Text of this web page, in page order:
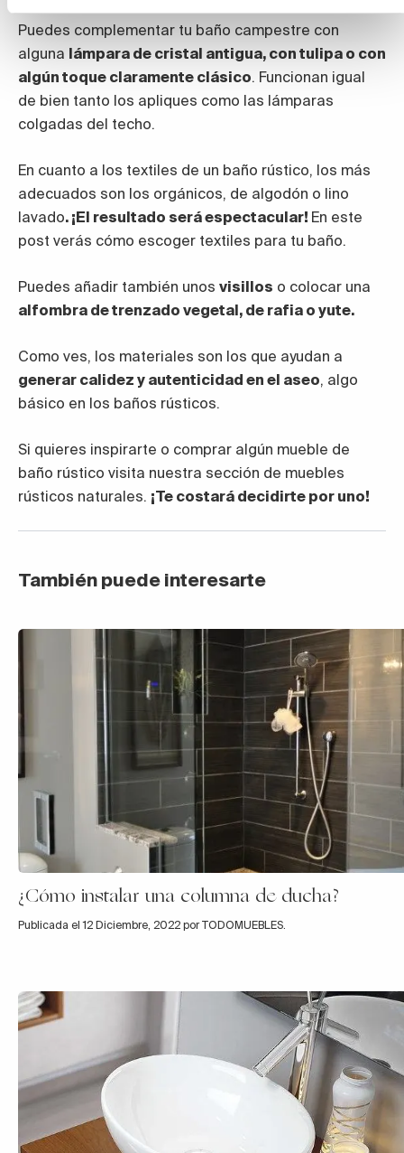
Puedes complementar tu baño campestre con
alguna lámpara de cristal antigua, con tulipa o con
algún toque claramente clásico. Funcionan igual
de bien tanto los apliques como las lámparas
colgadas del techo.
En cuanto a los textiles de un baño rústico, los más
adecuados son los orgánicos, de algodón o lino
lavado. ¡El resultado será espectacular! En este
post verás cómo escoger textiles para tu baño.
Puedes añadir también unos visillos o colocar una
alfombra de trenzado vegetal, de rafia o yute.
Como ves, los materiales son los que ayudan a
generar calidez y autenticidad en el aseo, algo
básico en los baños rústicos.
Si quieres inspirarte o comprar algún mueble de
baño rústico visita nuestra sección de muebles
rústicos naturales. ¡Te costará decidirte por uno!
También puede interesarte
¿Cómo instalar una columna de ducha?
Publicada el 12 Diciembre, 2022 por TODOMUEBLES.